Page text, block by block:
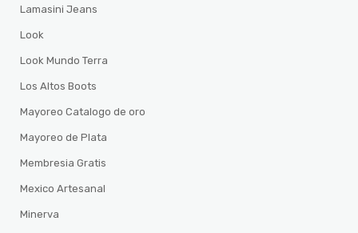
Lamasini Jeans
Look
Look Mundo Terra
Los Altos Boots
Mayoreo Catalogo de oro
Mayoreo de Plata
Membresia Gratis
Mexico Artesanal
Minerva